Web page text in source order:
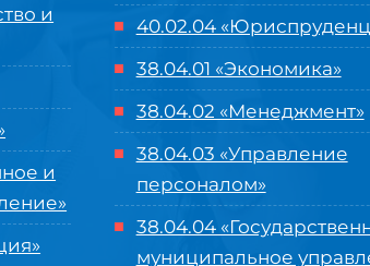
и
и
40.02.04
38.04.01 «Экономика»
38.04.02 «Менеджмент»
38.04.03 «Управление
персоналом»
38.04.04
муниципальное